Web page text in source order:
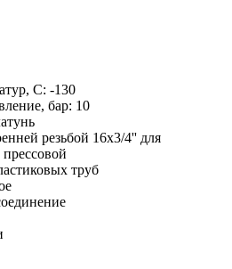
С: -130
бар: 10
резьбой 16x3/4'' для
труб